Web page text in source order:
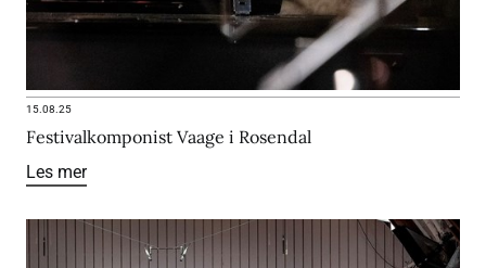
15.08.25
Festivalkomponist Vaage i Rosendal
Les mer